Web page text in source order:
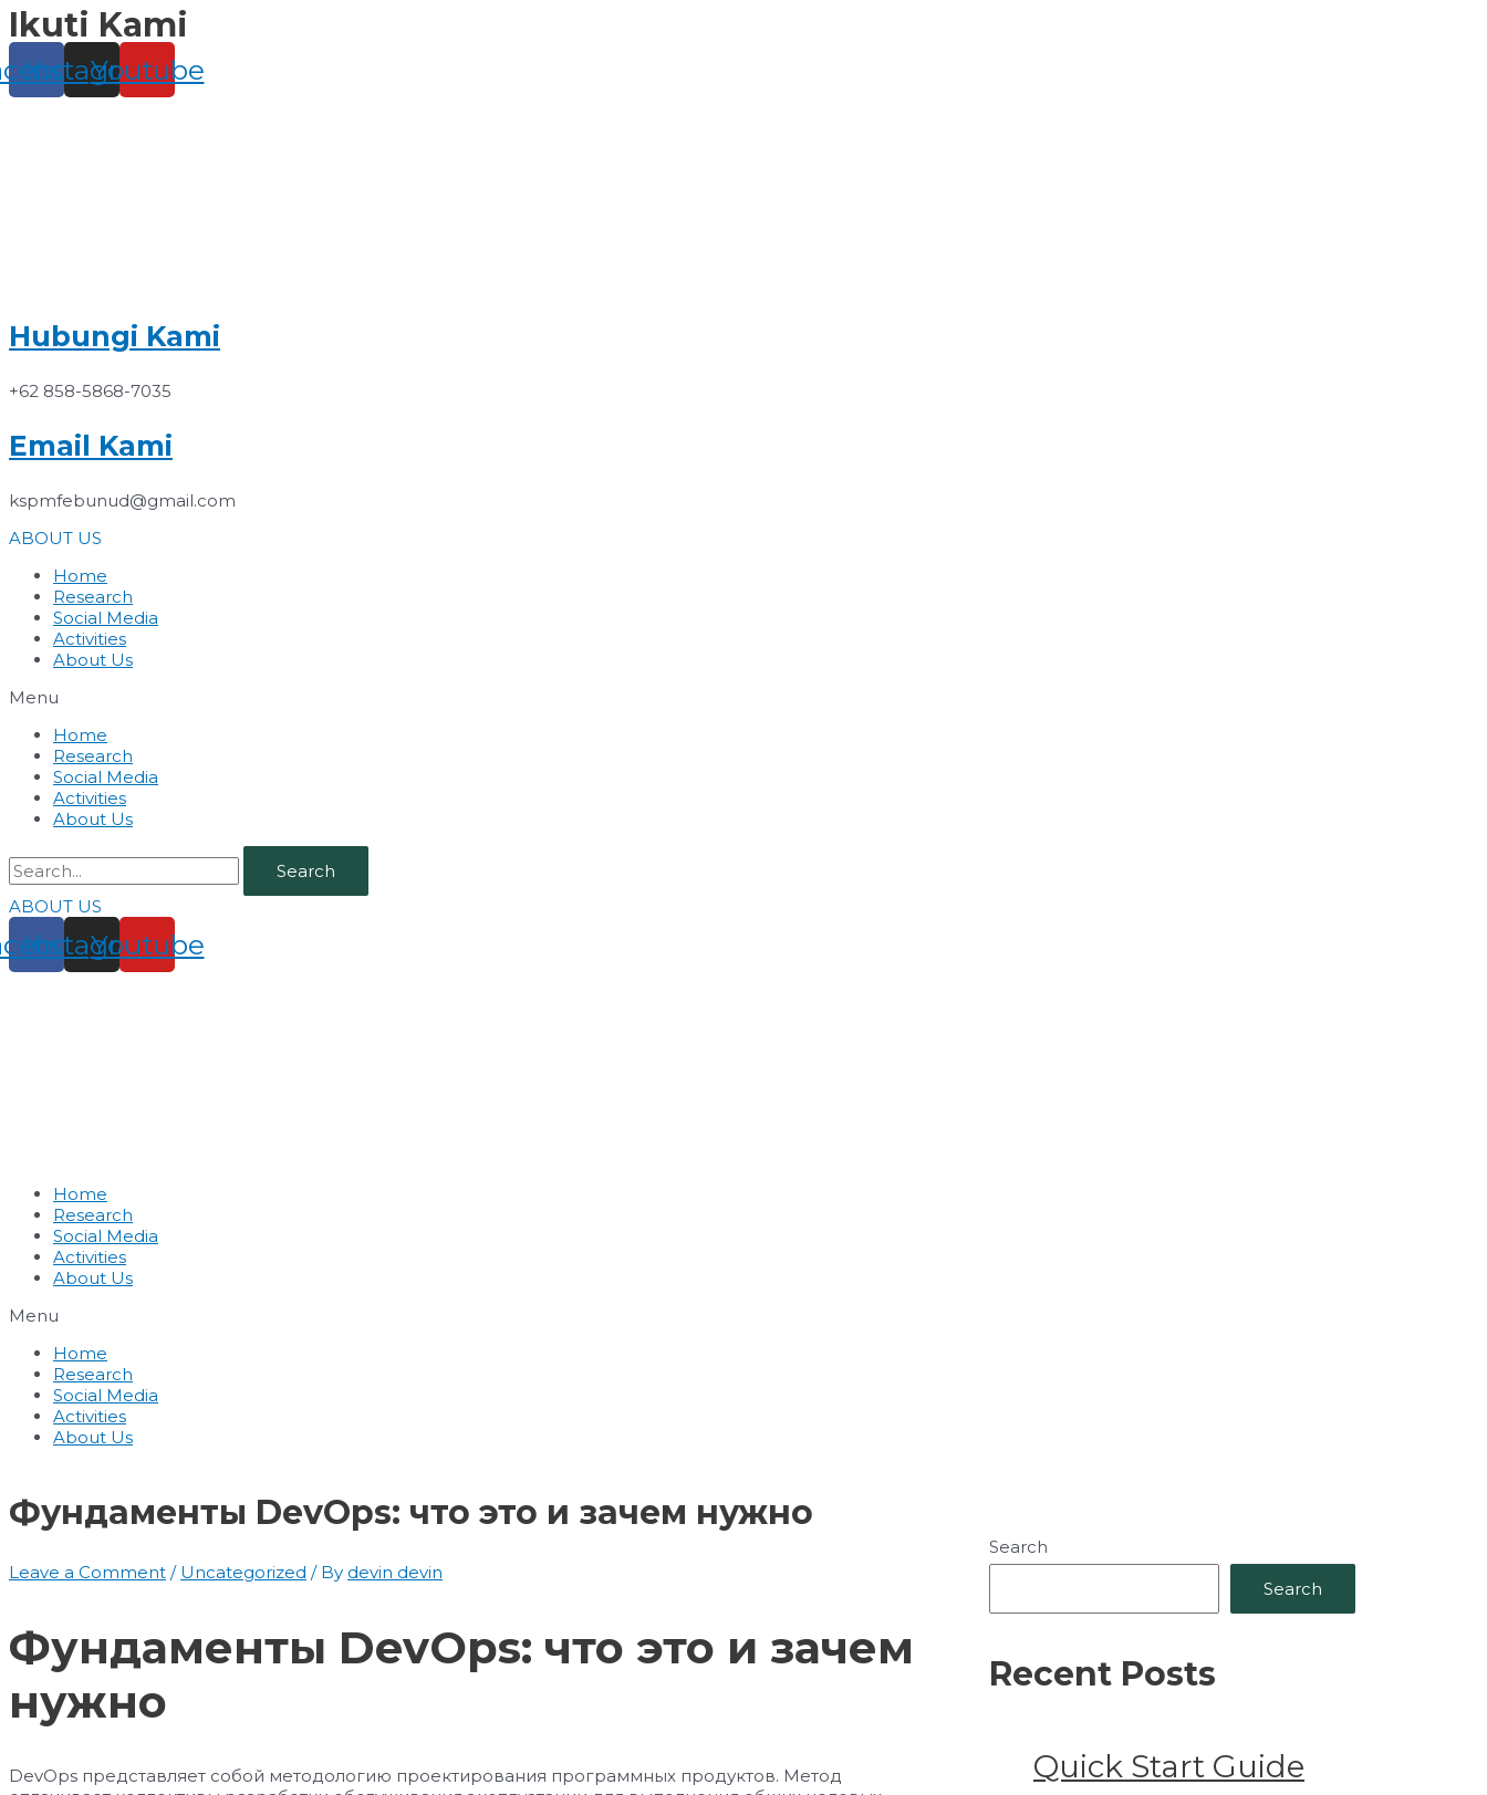
Skip
to
content
Ikuti Kami
Instagram
Youtube
Hubungi Kami
+62 858-5868-7035
Email Kami
kspmfebunud@gmail.com
ABOUT US
Home
Research
Social Media
Activities
About Us
Menu
Home
Research
Social Media
Activities
About Us
Search
ABOUT US
Instagram
Youtube
Home
Research
Social Media
Activities
About Us
Menu
Home
Research
Social Media
Activities
About Us
Фундаменты DevOps: что это и зачем нужно
Leave a Comment / Uncategorized / By devin devin
Фундаменты DevOps: что это и зачем
нужно
DevOps представляет собой методологию проектирования программных продуктов. Метод
Search
Search
Recent Posts
Quick Start Guide